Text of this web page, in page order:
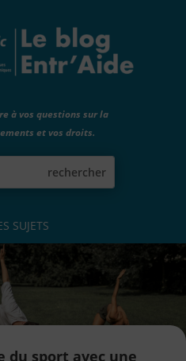
à vos questions sur la
et vos droits.
SUJETS
du sport avec une